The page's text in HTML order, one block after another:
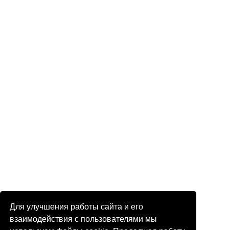
Для улучшения работы сайта и его
взаимодействия с пользователями мы